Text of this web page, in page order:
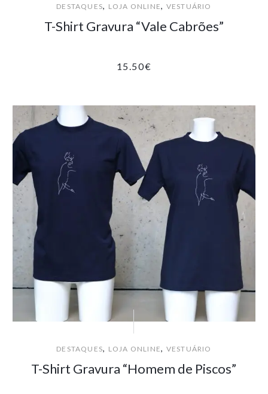
DESTAQUES, LOJA ONLINE, VESTUÁRIO
T-Shirt Gravura “Vale Cabrões”
15.50€
DESTAQUES, LOJA ONLINE, VESTUÁRIO
T-Shirt Gravura “Homem de Piscos”